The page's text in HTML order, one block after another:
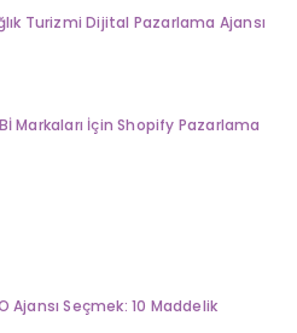
Turizmi Dijital Pazarlama Ajansı
Markaları İçin Shopify Pazarlama
Ajansı Seçmek: 10 Maddelik